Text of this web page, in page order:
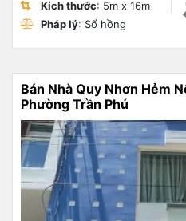
Kích thước: 5m x 16m
Pháp lý: Sổ hồng
Bán Nhà Quy Nhơn Hẻm
Phường Trần Phú